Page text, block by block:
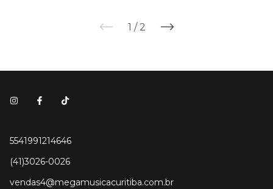
1 / 2
5541991214646
(41)3026-0026
vendas4@megamusicacuritiba.com.br